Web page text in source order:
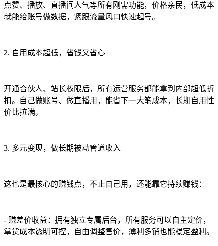
点赞、播放、直播间人气等所有刚需功能，价格亲民，低成本
就能给账号做数据，紧跟流量风口快速起号。
2. 自用成本超低，省钱又省心
开通合伙人、站长权限后，所有运营服务都能拿到内部超低折
扣。自己做账号、做直播用，能省下一大笔成本，长期自用性
价比拉满。
3. 多元变现，做长期被动管道收入
这也是最核心的赚钱点，不止自己用，还能靠它持续赚钱：
- 赚差价收益：拥有独立专属后台，所有服务可以自主定价，
拿货成本透明可控，自由调整售价，薄利多销也能稳定盈利。